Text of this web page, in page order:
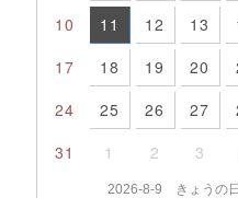
10
11 12 13
17
18 19 20
24
25 26 27
31
1 2 3
2026-8-9 きょうの